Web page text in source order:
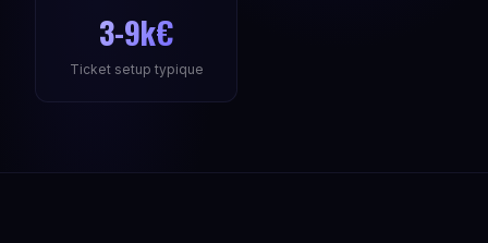
3-9k€
Ticket setup typique